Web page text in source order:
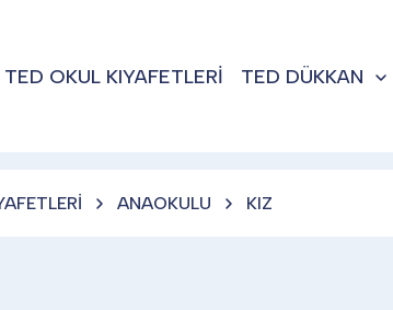
TED OKUL KIYAFETLERİ TED DÜKKAN
ANAOKULU KIZ